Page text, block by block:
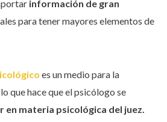
información de gran
para tener mayores elementos de
es un medio para la
que hace que el psicólogo se
en materia psicológica del juez.